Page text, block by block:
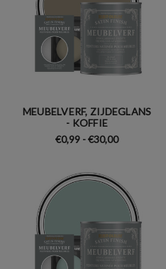
MEUBELVERF, ZIJDEGLANS
- KOFFIE
€0,99 - €30,00